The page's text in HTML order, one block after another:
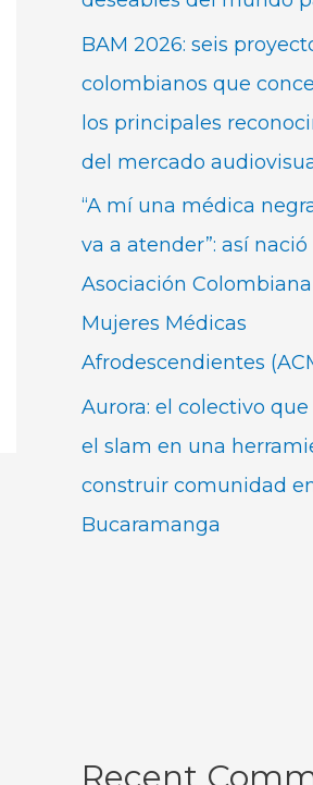
BAM 2026: seis
colombianos que
los principales
del mercado
“A mí una médica
va a atender”: así nació
Asociación
Mujeres Médicas
Afrodescendientes
Aurora: el colectivo
el slam en una
construir comunidad
Bucaramanga
Recent